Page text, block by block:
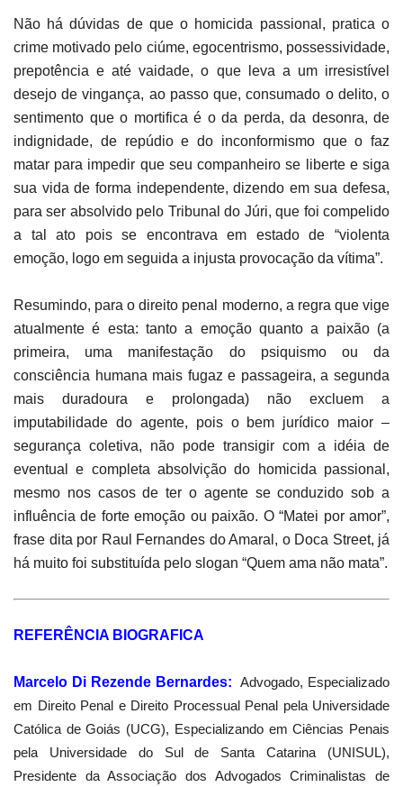
Não há dúvidas de que o homicida passional, pratica o
crime motivado pelo ciúme, egocentrismo, possessividade,
prepotência e até vaidade, o que leva a um irresistível
desejo de vingança, ao passo que, consumado o delito, o
sentimento que o mortifica é o da perda, da desonra, de
indignidade, de repúdio e do inconformismo que o faz
matar para impedir que seu companheiro se liberte e siga
sua vida de forma independente, dizendo em sua defesa,
para ser absolvido pelo Tribunal do Júri, que foi compelido
a tal ato pois se encontrava em estado de “violenta
emoção, logo em seguida a injusta provocação da vítima”.
Resumindo, para o direito penal moderno, a regra que vige
atualmente é esta: tanto a emoção quanto a paixão (a
primeira, uma manifestação do psiquismo ou da
consciência humana mais fugaz e passageira, a segunda
mais duradoura e prolongada) não excluem a
imputabilidade do agente, pois o bem jurídico maior –
segurança coletiva, não pode transigir com a idéia de
eventual e completa absolvição do homicida passional,
mesmo nos casos de ter o agente se conduzido sob a
influência de forte emoção ou paixão. O “Matei por amor”,
frase dita por Raul Fernandes do Amaral, o Doca Street, já
há muito foi substituída pelo slogan “Quem ama não mata”.
REFERÊNCIA BIOGRAFICA
Marcelo Di Rezende Bernardes:
Advogado, Especializado
em Direito Penal e Direito Processual Penal pela Universidade
Católica de Goiás (UCG), Especializando em Ciências Penais
pela Universidade do Sul de Santa Catarina (UNISUL),
Presidente da Associação dos Advogados Criminalistas de